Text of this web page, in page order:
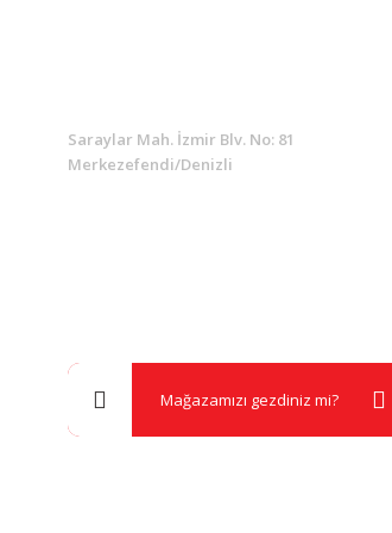
Saraylar Mah. İzmir Blv. No: 81
Merkezefendi/Denizli
Mağazamızı gezdiniz mi?